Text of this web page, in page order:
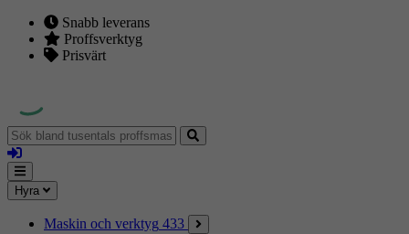
Snabb leverans
Proffsverktyg
Prisvärt
Sök
bland
tusentals
proffsmaskiner
Logga
in
Mina
sidor
Meny
Hyra
Maskin och verktyg 433